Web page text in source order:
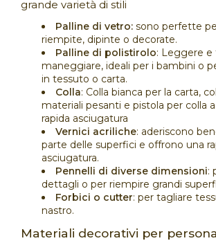
grande varietà di stili
Palline di vetro: sono perfette
riempite, dipinte o decorate.
Palline di polistirolo: Leggere e
maneggiare, ideali per i bambini o
in tessuto o carta.
Colla: Colla bianca per la carta,
materiali pesanti e pistola per colla
rapida asciugatura
Vernici acriliche: aderiscono
parte delle superfici e offrono una
asciugatura.
Pennelli di diverse dimensioni:
dettagli o per riempire grandi
Forbici o cutter: per tagliare
nastro.
Materiali decorativi per